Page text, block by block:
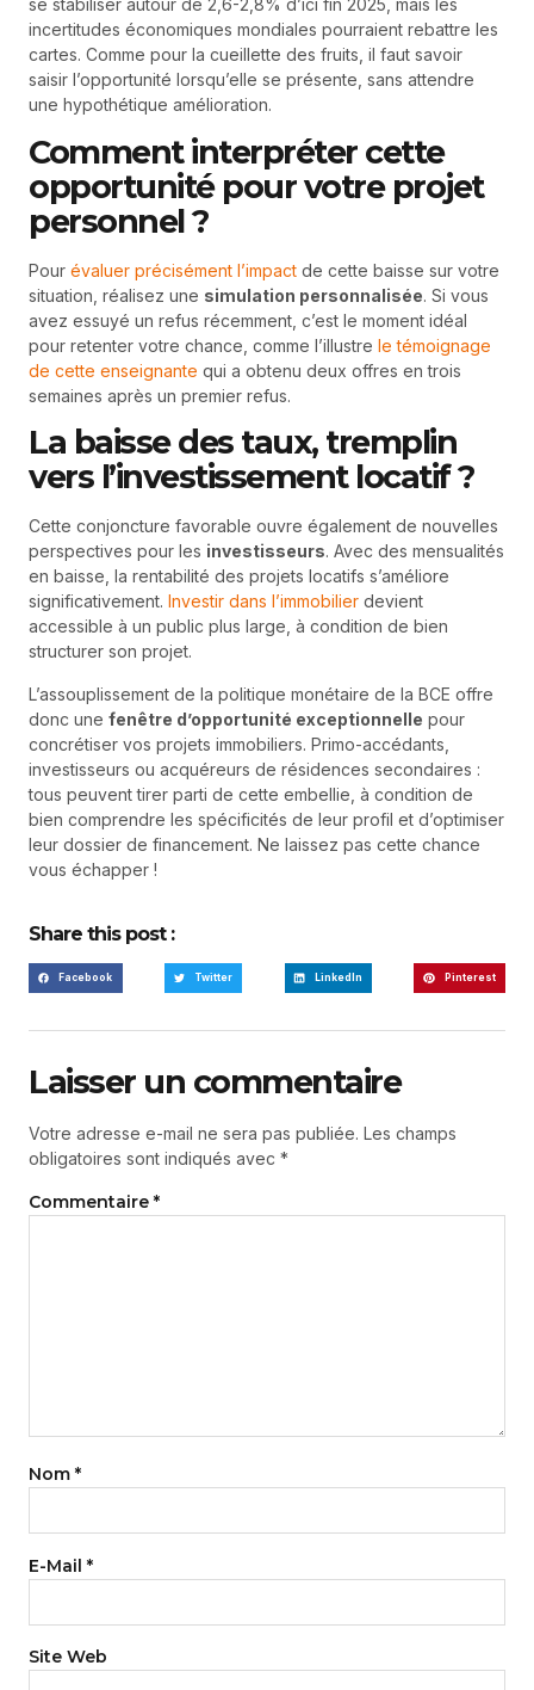
se stabiliser autour de 2,6-2,8% d’ici fin 2025, mais les
incertitudes économiques mondiales pourraient rebattre les
cartes. Comme pour la cueillette des fruits, il faut savoir
saisir l’opportunité lorsqu’elle se présente, sans attendre
une hypothétique amélioration.
Comment interpréter cette
opportunité pour votre projet
personnel ?
Pour évaluer précisément l’impact de cette baisse sur votre
situation, réalisez une simulation personnalisée. Si vous
avez essuyé un refus récemment, c’est le moment idéal
pour retenter votre chance, comme l’illustre le témoignage
de cette enseignante qui a obtenu deux offres en trois
semaines après un premier refus.
La baisse des taux, tremplin
vers l’investissement locatif ?
Cette conjoncture favorable ouvre également de nouvelles
perspectives pour les investisseurs. Avec des mensualités
en baisse, la rentabilité des projets locatifs s’améliore
significativement. Investir dans l’immobilier devient
accessible à un public plus large, à condition de bien
structurer son projet.
L’assouplissement de la politique monétaire de la BCE offre
donc une fenêtre d’opportunité exceptionnelle pour
concrétiser vos projets immobiliers. Primo-accédants,
investisseurs ou acquéreurs de résidences secondaires :
tous peuvent tirer parti de cette embellie, à condition de
bien comprendre les spécificités de leur profil et d’optimiser
leur dossier de financement. Ne laissez pas cette chance
vous échapper !
Share this post :
Facebook Twitter LinkedIn Pinterest
Laisser un commentaire
Votre adresse e-mail ne sera pas publiée. Les champs
obligatoires sont indiqués avec *
Commentaire *
Nom *
E-Mail *
Site Web